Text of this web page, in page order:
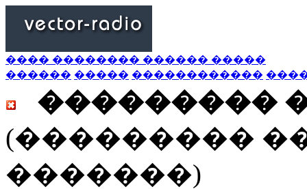
���� �������� ������ �����
������ ����� ������������
���������
(���������
�������)